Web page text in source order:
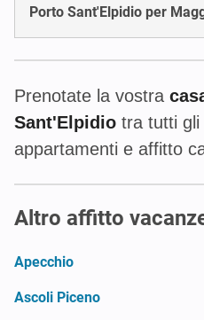
Porto Sant'Elpidio per
Prenotate la vostra
Sant'Elpidio tra tutti gli
appartamenti e affitto
Altro affitto
Apecchio
Ascoli Piceno